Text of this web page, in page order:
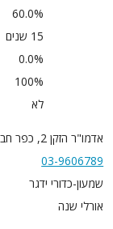
60.0%
15 שנים
0.0%
100%
לא
אדמו"ר הזקן 2, כפר חב"ד
03-9606789
שמעון-כדורי ידגר
אורלי שנה